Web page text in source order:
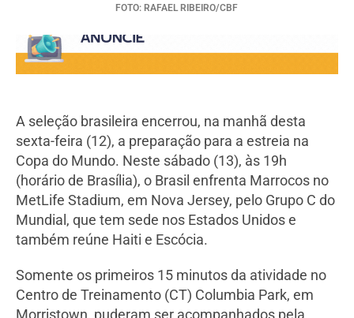
FOTO: RAFAEL RIBEIRO/CBF
A seleção brasileira encerrou, na manhã desta
sexta-feira (12), a preparação para a estreia na
Copa do Mundo. Neste sábado (13), às 19h
(horário de Brasília), o Brasil enfrenta Marrocos no
MetLife Stadium, em Nova Jersey, pelo Grupo C do
Mundial, que tem sede nos Estados Unidos e
também reúne Haiti e Escócia.
Somente os primeiros 15 minutos da atividade no
Centro de Treinamento (CT) Columbia Park, em
Morristown, puderam ser acompanhados pela